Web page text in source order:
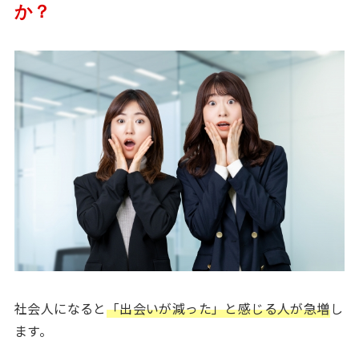
か？
社会人になると「出会いが減った」と感じる人が急増し
ます。